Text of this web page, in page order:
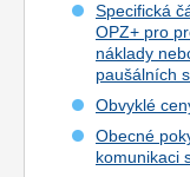
Specifická
OPZ+ pro
náklady
paušálních
Obvyklé
Obecné
komunikaci